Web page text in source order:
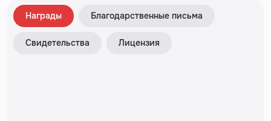
Награды Благодарственные письма
Свидетельства Лицензия